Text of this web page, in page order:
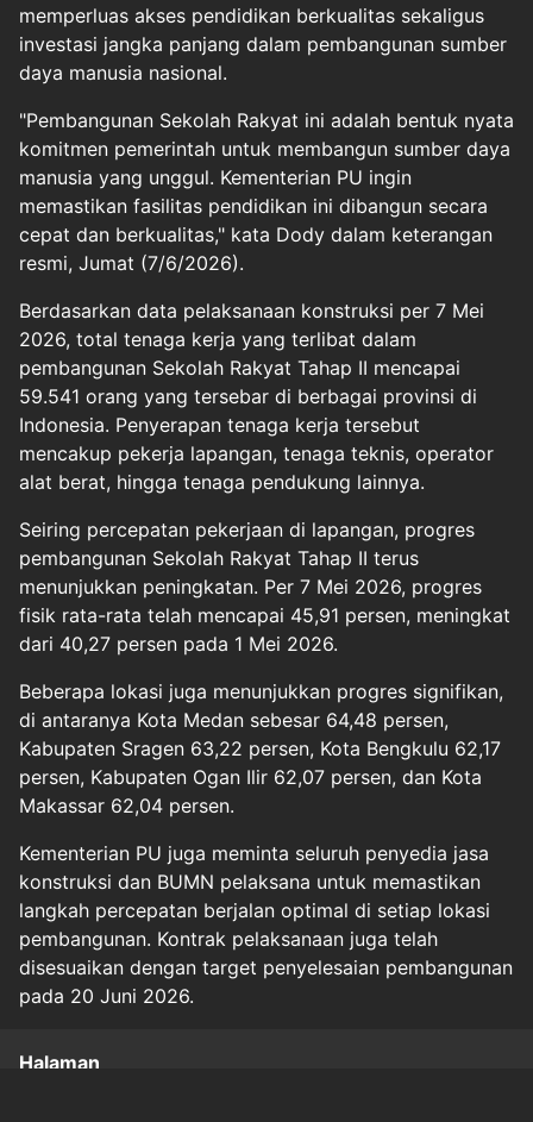
memperluas akses pendidikan berkualitas sekaligus
investasi jangka panjang dalam pembangunan sumber
daya manusia nasional.
"Pembangunan Sekolah Rakyat ini adalah bentuk nyata
komitmen pemerintah untuk membangun sumber daya
manusia yang unggul. Kementerian PU ingin
memastikan fasilitas pendidikan ini dibangun secara
cepat dan berkualitas," kata Dody dalam keterangan
resmi, Jumat (7/6/2026).
Berdasarkan data pelaksanaan konstruksi per 7 Mei
2026, total tenaga kerja yang terlibat dalam
pembangunan Sekolah Rakyat Tahap II mencapai
59.541 orang yang tersebar di berbagai provinsi di
Indonesia. Penyerapan tenaga kerja tersebut
mencakup pekerja lapangan, tenaga teknis, operator
alat berat, hingga tenaga pendukung lainnya.
Seiring percepatan pekerjaan di lapangan, progres
pembangunan Sekolah Rakyat Tahap II terus
menunjukkan peningkatan. Per 7 Mei 2026, progres
fisik rata-rata telah mencapai 45,91 persen, meningkat
dari 40,27 persen pada 1 Mei 2026.
Beberapa lokasi juga menunjukkan progres signifikan,
di antaranya Kota Medan sebesar 64,48 persen,
Kabupaten Sragen 63,22 persen, Kota Bengkulu 62,17
persen, Kabupaten Ogan Ilir 62,07 persen, dan Kota
Makassar 62,04 persen.
Kementerian PU juga meminta seluruh penyedia jasa
konstruksi dan BUMN pelaksana untuk memastikan
langkah percepatan berjalan optimal di setiap lokasi
pembangunan. Kontrak pelaksanaan juga telah
disesuaikan dengan target penyelesaian pembangunan
pada 20 Juni 2026.
Halaman